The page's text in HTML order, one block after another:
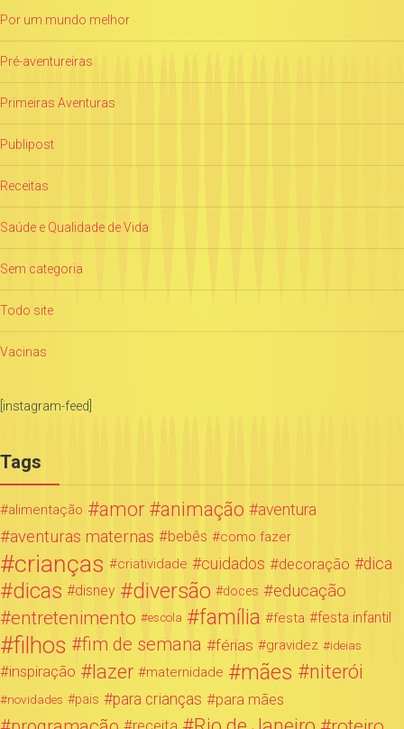
Por um mundo melhor
Pré-aventureiras
Primeiras Aventuras
Publipost
Receitas
Saúde e Qualidade de Vida
Sem categoria
Todo site
Vacinas
[instagram-feed]
Tags
alimentação amor animação aventura
aventuras maternas bebês como fazer
crianças criatividade cuidados decoração dica
dicas disney diversão doces educação
entretenimento escola família festa festa infantil
filhos fim de semana férias gravidez ideias
inspiração lazer maternidade mães niterói
novidades pais para crianças para mães